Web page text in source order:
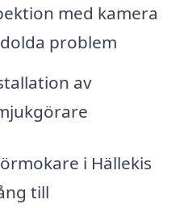
med kamera
problem
av
i Hällekis
till